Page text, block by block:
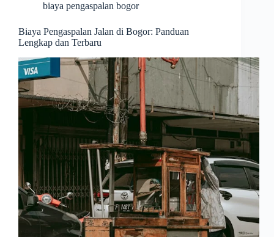
biaya pengaspalan bogor
Biaya Pengaspalan Jalan di Bogor: Panduan
Lengkap dan Terbaru